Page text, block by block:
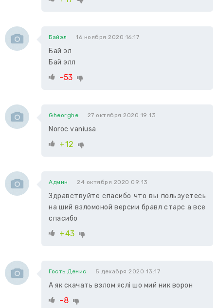
Байэл 16 ноября 2020 16:17
Бай эл
Бай элл
-53
Gheorghe 27 октября 2020 19:13
Noroc vaniusa
+12
Админ 24 октября 2020 09:13
Здравствуйте спасибо что вы пользуетесь
на ший взломоной версии бравл старс а все
спасибо
+43
Гость Денис 5 декабря 2020 13:17
А як скачать взлом яслі шо мий ник ворон
-8